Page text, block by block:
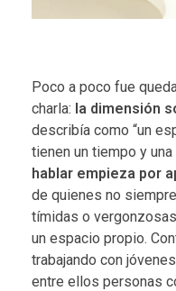
Poco a poco fue
charla: la dimensión
describía como “un
tienen un tiempo y
hablar empieza por
de quienes no
tímidas o
un espacio propio.
trabajando con
entre ellos personas